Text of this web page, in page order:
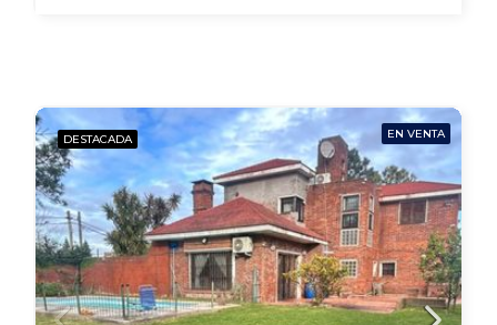
DESTACADA EN VENTA